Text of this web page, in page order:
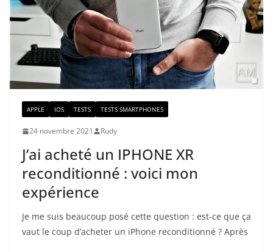
APPLE IOS TESTS TESTS SMARTPHONES
24 novembre 2021 Rudy
J’ai acheté un IPHONE XR
reconditionné : voici mon
expérience
Je me suis beaucoup posé cette question : est-ce que ça
vaut le coup d’acheter un iPhone reconditionné ? Après